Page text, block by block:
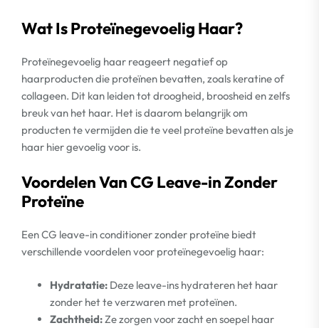
Wat Is Proteïnegevoelig Haar?
Proteïnegevoelig haar reageert negatief op
haarproducten die proteïnen bevatten, zoals keratine of
collageen. Dit kan leiden tot droogheid, broosheid en zelfs
breuk van het haar. Het is daarom belangrijk om
producten te vermijden die te veel proteïne bevatten als je
haar hier gevoelig voor is.
Voordelen Van CG Leave-in Zonder
Proteïne
Een CG leave-in conditioner zonder proteïne biedt
verschillende voordelen voor proteïnegevoelig haar:
Hydratatie: Deze leave-ins hydrateren het haar
zonder het te verzwaren met proteïnen.
Zachtheid: Ze zorgen voor zacht en soepel haar